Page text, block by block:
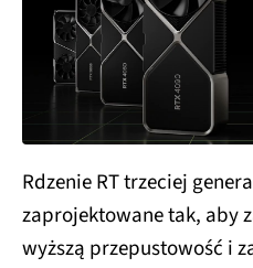
Rdzenie RT trzeciej
zaprojektowane tak, aby
wyższą przepustowość i